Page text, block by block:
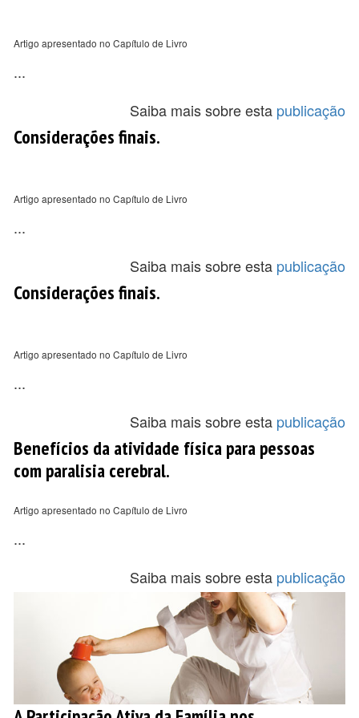
Artigo apresentado no Capítulo de Livro
...
Saiba mais sobre esta publicação
Considerações finais.
Artigo apresentado no Capítulo de Livro
...
Saiba mais sobre esta publicação
Considerações finais.
Artigo apresentado no Capítulo de Livro
...
Saiba mais sobre esta publicação
Benefícios da atividade física para pessoas
com paralisia cerebral.
Artigo apresentado no Capítulo de Livro
...
Saiba mais sobre esta publicação